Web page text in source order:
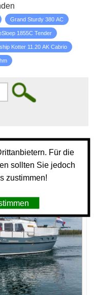
Grand Sturdy 380 AC
1855C Tender
Kotter 11.20 AK Cabrio
Für die
sollten Sie jedoch
zustimmen!